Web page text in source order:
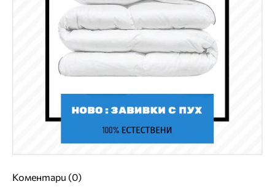
Коментари (0)